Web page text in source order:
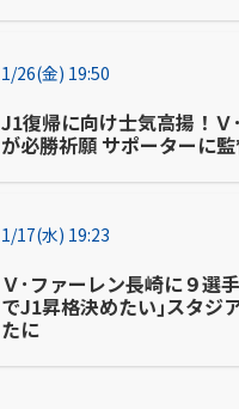
1/26(金) 19:50
J1復帰に向け士気高揚！
が必勝祈願 サポーターに
1/17(水) 19:23
Ｖ･ファーレン長崎に９選
でJ1昇格決めたい｣スタジ
たに